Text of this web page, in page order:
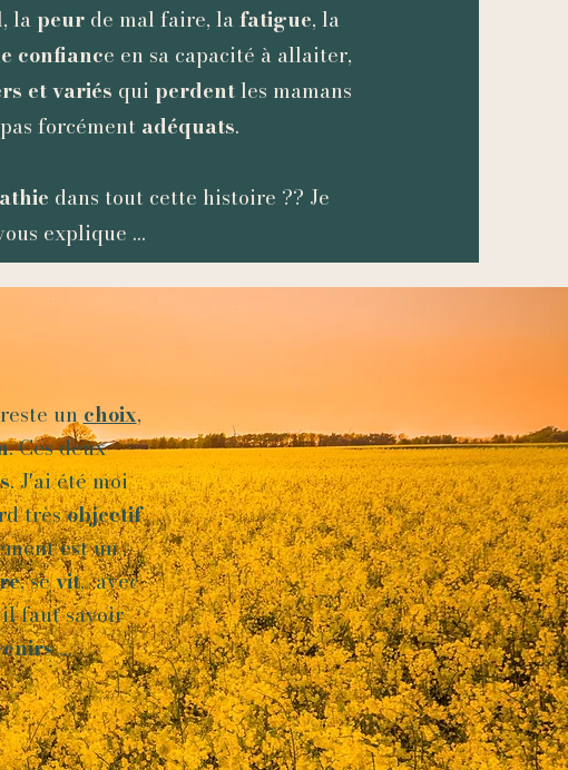
, la peur de mal faire, lafatigue, la
confiance en sa capacité à allaiter,
et variés qui perdentles mamans
forcément adéquats.
dans tout cette histoire ?? Je
explique ...
unchoix,
. Ces deux
. J'ai été moi
trèsobjectif
est un
, sevit, avec
faut savoir
...